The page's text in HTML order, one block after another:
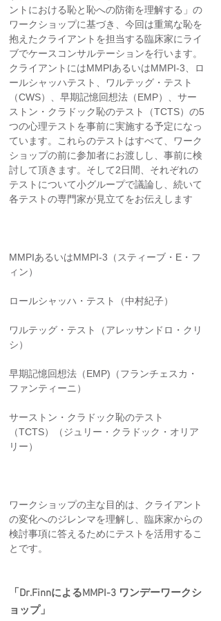
ントにおける恥と恥への防衛を理解する」の
ワークショップに基づき、今回は重篤な恥を
抱えたクライアントを担当する臨床家にライ
ブでケースコンサルテーションを行います。
クライアントにはMMPIあるいはMMPI-3、ロ
ールシャッハテスト、ワルテッグ・テスト
（CWS）、早期記憶回想法（EMP）、サー
ストン・クラドック恥のテスト（TCTS）の5
つの心理テストを事前に実施する予定になっ
ています。これらのテストはすべて、ワーク
ショップの前に参加者にお渡しし、事前に検
討して頂きます。そして2日間、それぞれの
テストについて小グループで議論し、続いて
各テストの専門家が見立てをお伝えします
MMPIあるいはMMPI-3（スティーブ・E・フ
ィン）
ロールシャッハ・テスト（中村紀子）
ワルテッグ・テスト（アレッサンドロ・クリ
シ）
早期記憶回想法（EMP)（フランチェスカ・
ファンティーニ）
サーストン・クラドック恥のテスト
（TCTS）​（ジュリー・クラドック・オリア
リー）
ワークショップの主な目的は、クライアント
の変化へのジレンマを理解し、臨床家からの
検討事項に答えるためにテストを活用するこ
とです。
「Dr.FinnによるMMPI-3 ワンデーワークシ
ョップ」